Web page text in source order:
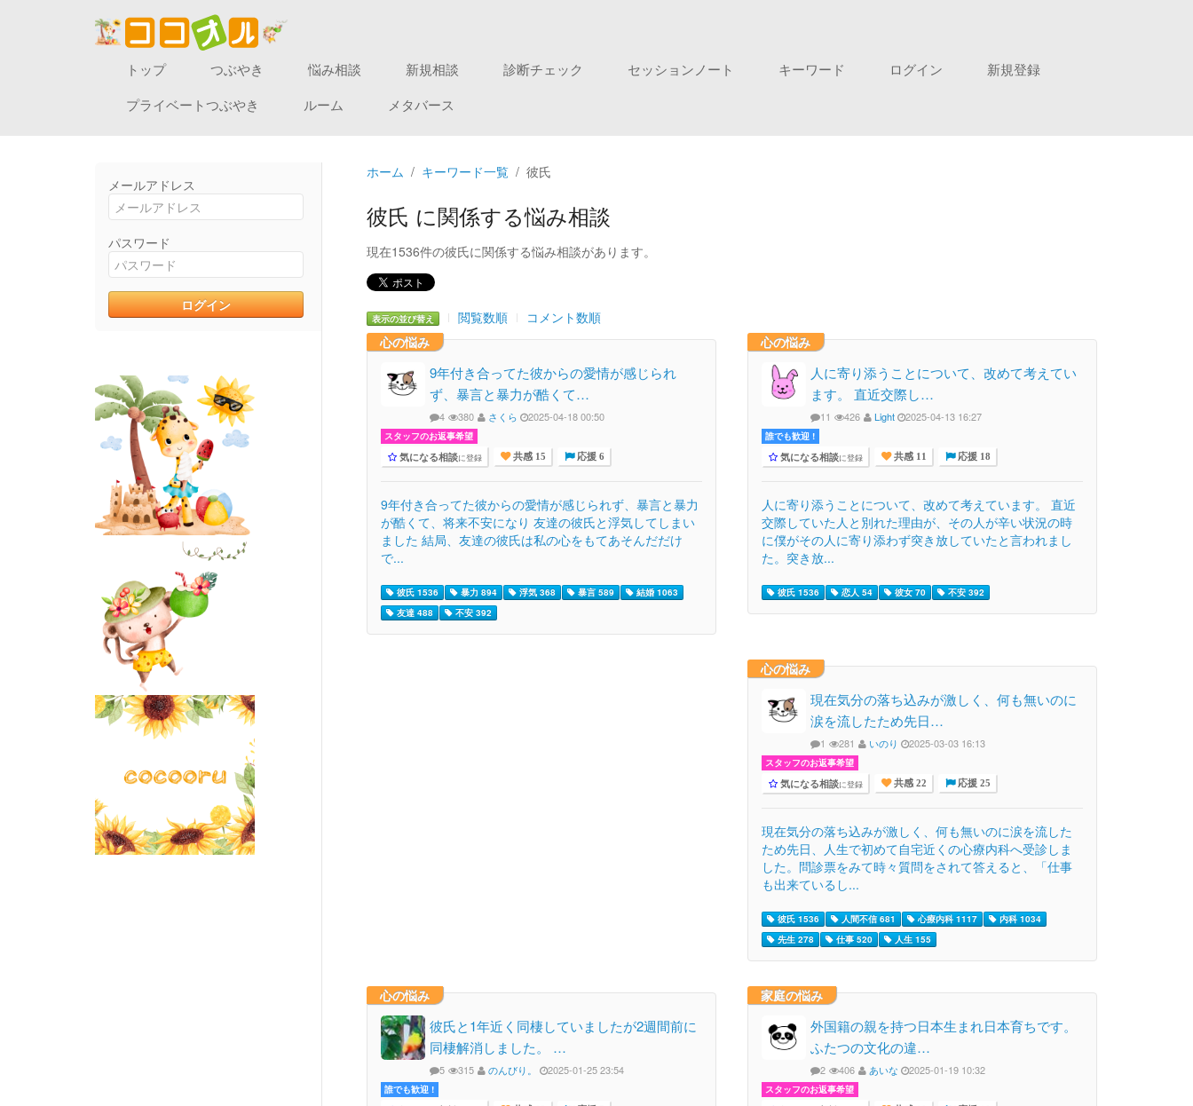
トップ つぶやき 悩み相談 新規相談 診断チェック セッションノート キーワード ログイン
新規登録
プライベートつぶやき
ルーム メタバース
メールアドレス
パスワード
ホーム キーワード一覧 彼氏
彼氏 に関係する悩み相談
現在1536件の彼氏に関係する悩み相談があります。
表示の並び替え 閲覧数順
コメント数順
心の悩み
9年付き合ってた彼からの愛情が感じられ
ず、暴言と暴力が酷くて…
4 380 さくら 2025-04-18 00:50
スタッフのお返事希望
気になる相談に登録 共感 15 応援 6
9年付き合ってた彼からの愛情が感じられず、暴言と暴力
が酷くて、将来不安になり 友達の彼氏と浮気してしまい
ました 結局、友達の彼氏は私の心をもてあそんだだけ
で...
彼氏 1536 暴力 894 浮気 368 暴言 589
結婚 1063
友達 488
不安 392
心の悩み
人に寄り添うことについて、改めて考えてい
ます。 直近交際し…
11 426 Light 2025-04-13 16:27
誰でも歓迎 !
気になる相談に登録 共感 11 応援 18
人に寄り添うことについて、改めて考えています。 直近
交際していた人と別れた理由が、その人が辛い状況の時
に僕がその人に寄り添わず突き放していたと言われまし
た。突き放...
彼氏 1536 恋人 54 彼女 70 不安 392
心の悩み
現在気分の落ち込みが激しく、何も無いのに
涙を流したため先日…
1 281 いのり 2025-03-03 16:13
スタッフのお返事希望
気になる相談に登録 共感 22 応援 25
現在気分の落ち込みが激しく、何も無いのに涙を流した
ため先日、人生で初めて自宅近くの心療内科へ受診しま
した。問診票をみて時々質問をされて答えると、「仕事
も出来ているし...
彼氏 1536 人間不信 681 心療内科 1117
内科 1034
先生 278
仕事 520 人生 155
心の悩み
彼氏と1年近く同棲していましたが2週間前に
同棲解消しました。 …
5 315 のんびり。 2025-01-25 23:54
誰でも歓迎 !
家庭の悩み
外国籍の親を持つ日本生まれ日本育ちです。
ふたつの文化の違…
2 406 あいな 2025-01-19 10:32
スタッフのお返事希望